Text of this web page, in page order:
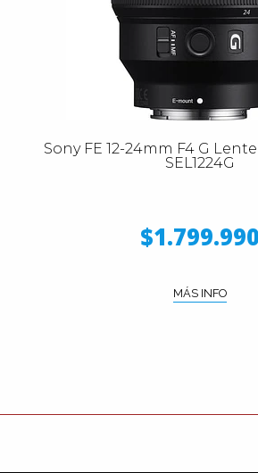
Sony FE 12-24mm F4 G
SEL1224G
$1.799.990
MÁS INFO